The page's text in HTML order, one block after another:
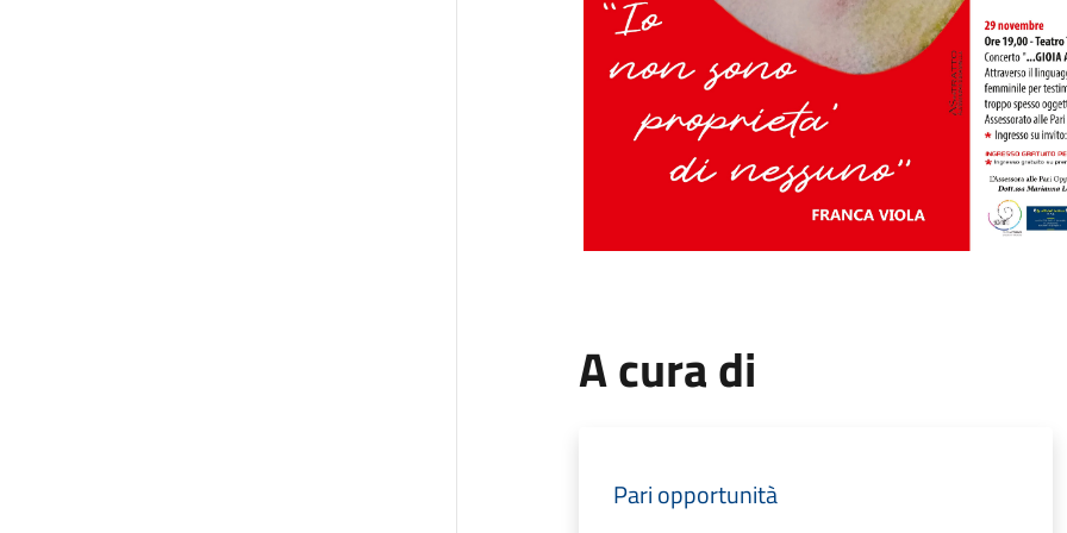
A cura di
Pari opportunità